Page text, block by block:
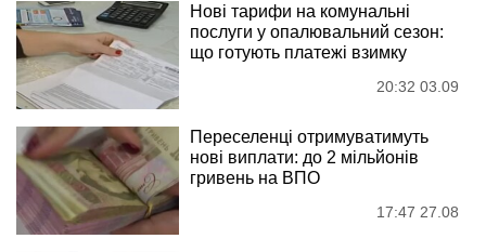
Нові тарифи на комунальні
послуги у опалювальний сезон:
що готують платежі взимку
20:32 03.09
Переселенці отримуватимуть
нові виплати: до 2 мільйонів
гривень на ВПО
17:47 27.08